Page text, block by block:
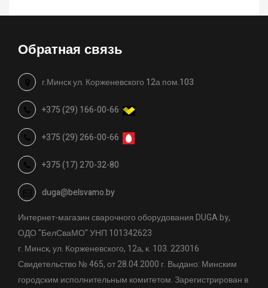
Обратная связь
г.Минск ул. Корженевского 12а пом.103
+375 (29) 166-00-66
+375 (29) 266-00-66
+375 (17) 270-32-80
duga@belsvamo.by
Интернет-магазин сварочного оборудования DUGA.by,
ОДО "БелСваМО" УНП 101342623
г. Минск, ул. Корженевского, 12а, к. 103. 223016
Свидетельство № 465, от 28.04.2000 г. Выдано: Минским
городским исполнительным комитетом. Зарегистрирован в